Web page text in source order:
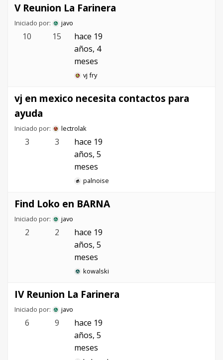
V Reunion La Farinera
Iniciado por: javo
10 15
hace 19
años, 4
meses
vj fry
vj en mexico necesita contactos para
ayuda
Iniciado por: lectrolak
3 3
hace 19
años, 5
meses
palnoise
Find Loko en BARNA
Iniciado por: javo
2 2
hace 19
años, 5
meses
kowalski
IV Reunion La Farinera
Iniciado por: javo
6 9
hace 19
años, 5
meses